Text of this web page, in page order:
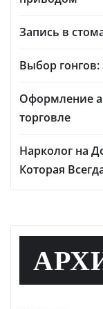
Запись в
Выбор гонгов:
Оформление
торговле
Нарколог на
Которая